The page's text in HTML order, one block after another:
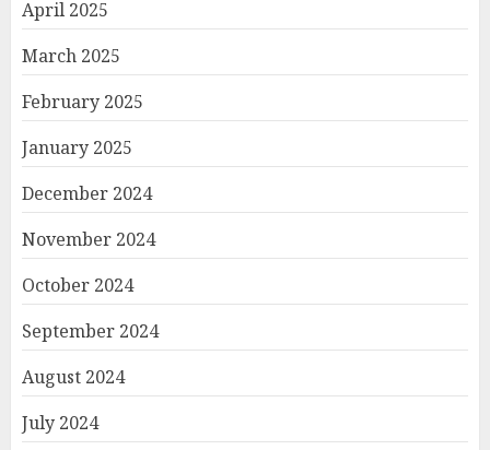
April 2025
March 2025
February 2025
January 2025
December 2024
November 2024
October 2024
September 2024
August 2024
July 2024